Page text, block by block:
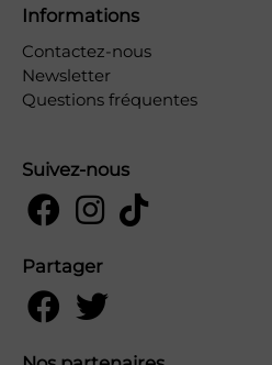
Informations
Contactez-nous
Newsletter
Questions fréquentes
Suivez-nous
Partager